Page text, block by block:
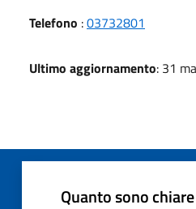
Telefono :03732801
Ultimo aggiornamento: 31
Quanto sono